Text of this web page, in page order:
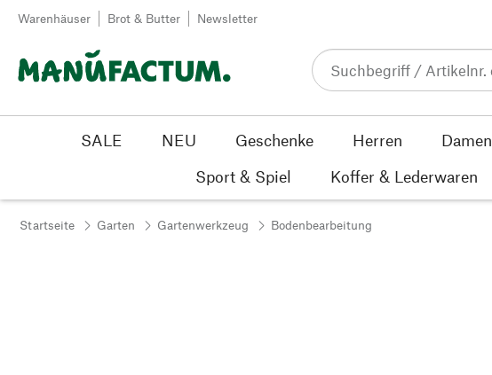
Zum Inhalt springen
Warenhäuser Brot & Butter Newsletter
SALE NEU Geschenke Herren Damen
Sport & Spiel
Koffer & Lederwaren
Startseite Garten Gartenwerkzeug Bodenbearbeitung